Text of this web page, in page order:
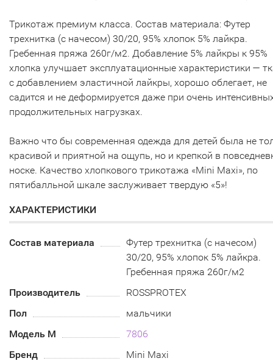
Трикотаж премиум класса. Состав материала: Футер
трехнитка (с начесом) 30/20, 95% хлопок 5% лайкра.
Гребенная пряжа 260г/м2. Добавление 5% лайкры к 95%
хлопка улучшает эксплуатационные характеристики —
с добавлением эластичной лайкры, хорошо облегает, не
садится и не деформируется даже при очень
продолжительных нагрузках.
Важно что бы современная одежда для детей была не
красивой и приятной на ощупь, но и крепкой в
носке. Качество хлопкового трикотажа «Mini Maxi», по
пятибалльной шкале заслуживает твердую «5»!
ХАРАКТЕРИСТИКИ
Состав материала
Футер трехнитка (с начесом)
30/20, 95% хлопок 5% лайкра.
Гребенная пряжа 260г/м2
Производитель
ROSSPROTEX
Пол
мальчики
Модель М
7806
Бренд
Mini Maxi